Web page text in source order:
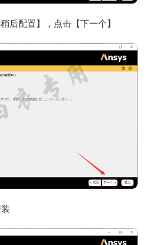
后配置】，点击【下一个】